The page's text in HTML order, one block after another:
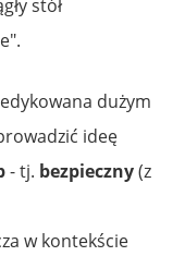
stół
dużym
ideę
- tj. bezpieczny(z
w kontekście